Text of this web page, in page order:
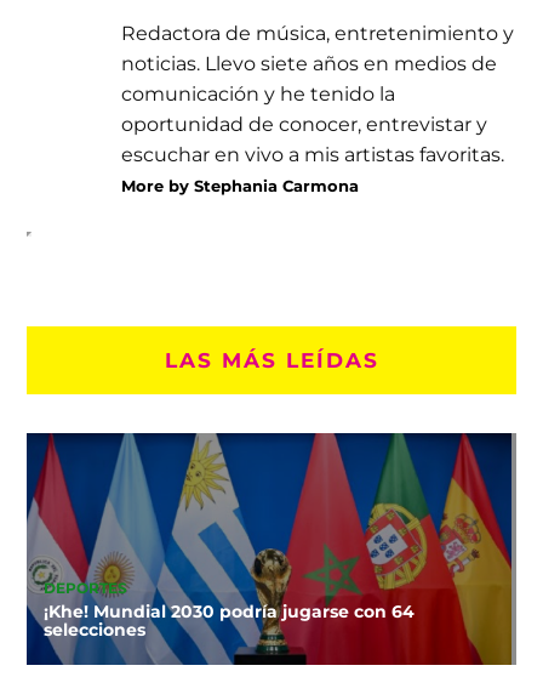
Redactora de música, entretenimiento y
noticias. Llevo siete años en medios de
comunicación y he tenido la
oportunidad de conocer, entrevistar y
escuchar en vivo a mis artistas favoritas.
More by Stephania Carmona
LAS MÁS LEÍDAS
DEPORTES
¡Khe! Mundial 2030 podría jugarse con 64
selecciones